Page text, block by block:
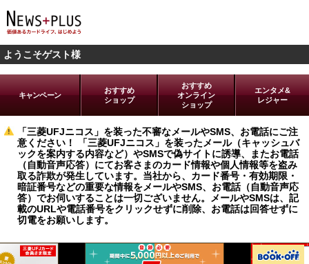
ようこそゲスト様
キャンペーン
おすすめ
ショップ
おすすめ
オンライン
ショップ
エンタメ&
レジャー
「三菱UFJニコス」を装った不審なメールやSMS、お電話にご注
意ください！ 「三菱UFJニコス」を装ったメール（キャッシュバ
ックを案内する内容など）やSMSで偽サイトに誘導、またお電話
（自動音声応答）にてお客さまのカード情報や個人情報等を盗み
取る詐欺が発生しています。当社から、カード番号・有効期限・
暗証番号などの重要な情報をメールやSMS、お電話（自動音声応
答）でお伺いすることは一切ございません。メールやSMSは、記
載のURLや電話番号をクリックせずに削除、お電話は回答せずに
切電をお願いします。